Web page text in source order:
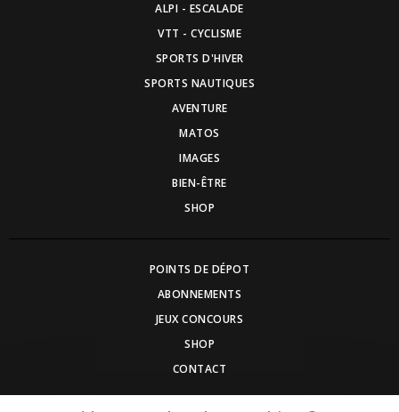
ALPI - ESCALADE
VTT - CYCLISME
SPORTS D'HIVER
SPORTS NAUTIQUES
AVENTURE
MATOS
IMAGES
BIEN-ÊTRE
SHOP
POINTS DE DÉPOT
ABONNEMENTS
JEUX CONCOURS
SHOP
CONTACT